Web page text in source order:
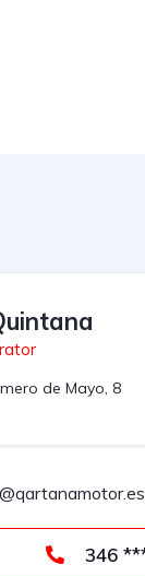
de Mayo, 8